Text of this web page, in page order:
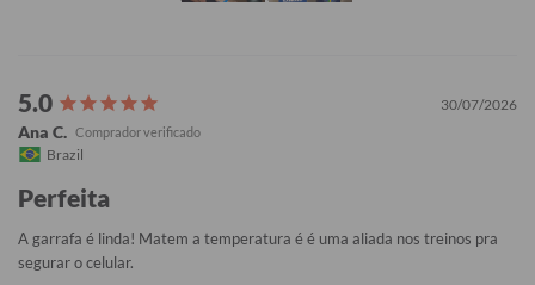
30/07/2026
Ana C.
Brazil
Perfeita
A garrafa é linda! Matem a temperatura é é uma aliada nos treinos pra
segurar o celular.